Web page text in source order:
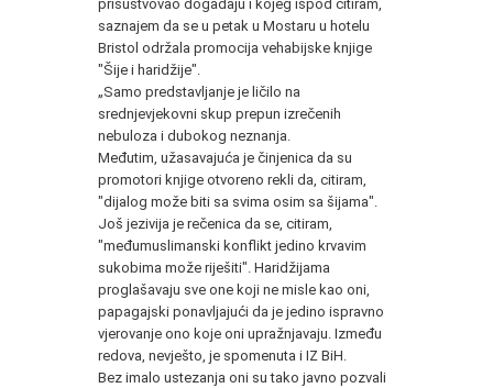
prisustvovao događaju i kojeg ispod citiram,
saznajem da se u petak u Mostaru u hotelu
Bristol održala promocija vehabijske knjige
"Šije i haridžije".
„Samo predstavljanje je ličilo na
srednjevjekovni skup prepun izrečenih
nebuloza i dubokog neznanja.
Međutim, užasavajuća je činjenica da su
promotori knjige otvoreno rekli da, citiram,
"dijalog može biti sa svima osim sa šijama".
Još jezivija je rečenica da se, citiram,
"međumuslimanski konflikt jedino krvavim
sukobima može riješiti". Haridžijama
proglašavaju sve one koji ne misle kao oni,
papagajski ponavljajući da je jedino ispravno
vjerovanje ono koje oni upražnjavaju. Između
redova, nevješto, je spomenuta i IZ BiH.
Bez imalo ustezanja oni su tako javno pozvali